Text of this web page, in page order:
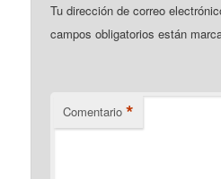
Tu dirección de correo
campos obligatorios están
Comentario *